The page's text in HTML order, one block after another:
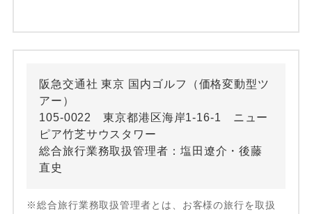
阪急交通社 東京 国内ゴルフ（価格変動型ツ
アー）
105-0022 東京都港区海岸1-16-1 ニュー
ピア竹芝サウスタワー
総合旅行業務取扱管理者：塩田遼介・後藤
直史
※総合旅行業務取扱管理者とは、お客様の旅行を取扱